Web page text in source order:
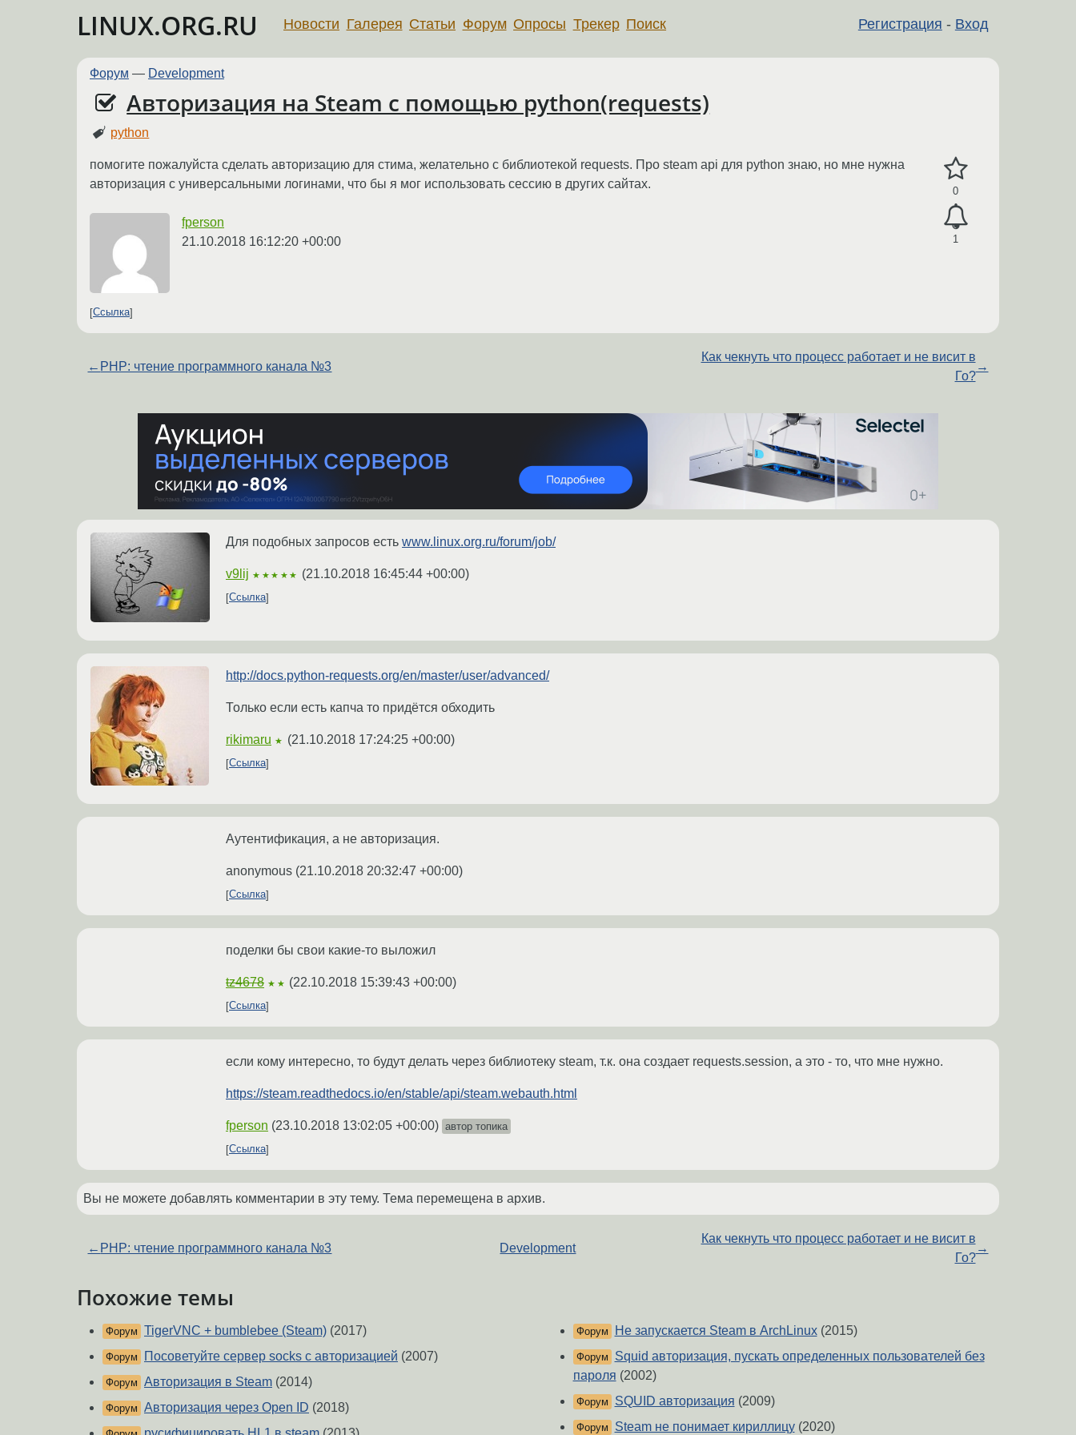
LINUX.ORG.RU Регистрация - Вход
Новости Галерея Статьи Форум Опросы Трекер Поиск
Форум — Development
Авторизация на Steam с помощью python(requests)
python
0
1
помогите пожалуйста сделать авторизацию для стима, желательно с библиотекой requests. Про steam api для python знаю, но мне нужна
авторизация с универсальными логинами, что бы я мог использовать сессию в других сайтах.
fperson
21.10.2018 16:12:20 +00:00
Ссылка
← PHP: чтение программного канала №3
Как чекнуть что процесс работает и не висит в
Го?
→
Для подобных запросов есть www.linux.org.ru/forum/job/
v9lij ★★★★★ (21.10.2018 16:45:44 +00:00)
Ссылка
http://docs.python-requests.org/en/master/user/advanced/
Только если есть капча то придётся обходить
rikimaru ★ (21.10.2018 17:24:25 +00:00)
Ссылка
Аутентификация, а не авторизация.
anonymous (21.10.2018 20:32:47 +00:00)
Ссылка
поделки бы свои какие-то выложил
tz4678 ★★ (22.10.2018 15:39:43 +00:00)
Ссылка
если кому интересно, то будут делать через библиотеку steam, т.к. она создает requests.session, а это - то, что мне нужно.
https://steam.readthedocs.io/en/stable/api/steam.webauth.html
fperson (23.10.2018 13:02:05 +00:00) автор топика
Ссылка
Вы не можете добавлять комментарии в эту тему. Тема перемещена в архив.
← PHP: чтение программного канала №3 Development
Как чекнуть что процесс работает и не висит в
Го?
→
Похожие темы
Форум TigerVNC + bumblebee (Steam) (2017)
Форум Посоветуйте сервер socks с авторизацией (2007)
Форум Авторизация в Steam (2014)
Форум Авторизация через Open ID (2018)
Форум Не запускается Steam в ArchLinux(2015)
Форум
Squid авторизация, пускать определенных пользователей без
пароля (2002)
Форум SQUID авторизация (2009)
Форум Steam не понимает кириллицу(2020)